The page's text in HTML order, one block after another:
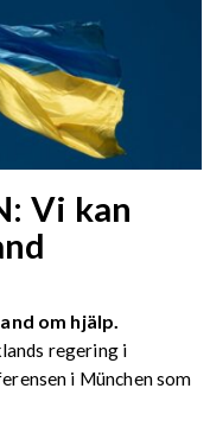
Vi kan
om hjälp.
regering i
i München som